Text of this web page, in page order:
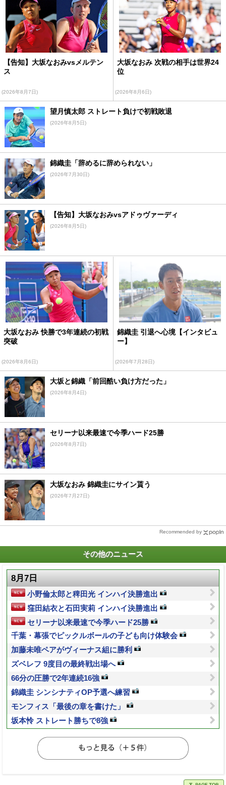
【告知】大坂なおみvsメルテン
ス
(2026年8月7日)
大坂なおみ 次戦の相手は世界24
位
(2026年8月6日)
望月慎太郎 ストレート負けで初戦敗退
(2026年8月5日)
錦織圭「辞めるに辞められない」
(2026年7月30日)
【告知】大坂なおみvsアドゥヴァーディ
(2026年8月5日)
大坂なおみ 快勝で3年連続の初戦
突破
(2026年8月6日)
錦織圭 引退へ心境【インタビュ
ー】
(2026年7月28日)
大坂と錦織「前回酷い負け方だった」
(2026年8月4日)
セリーナ以来最速で今季ハード25勝
(2026年8月7日)
大坂なおみ 錦織圭にサイン貰う
(2026年7月27日)
Recommended by
その他のニュース
8月7日
小野倫太郎と稗田光 インハイ決勝進出
窪田結衣と石田実莉 インハイ決勝進出
セリーナ以来最速で今季ハード25勝
千葉・幕張でピックルボールの子ども向け体験会
加藤未唯ペアがヴィーナス組に勝利
ズベレフ 9度目の最終戦出場へ
66分の圧勝で2年連続16強
錦織圭 シンシナティOP予選へ練習
モンフィス「最後の章を書けた」
坂本怜 ストレート勝ちで8強